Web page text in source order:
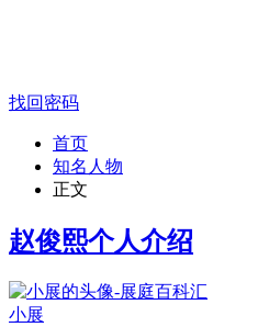
找回密码
首页
知名人物
正文
赵俊熙个人介绍
小展